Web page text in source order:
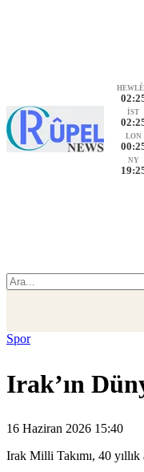
İST
LON
NY
Spor
Irak’ın
16 Haziran 2026 15:40
Irak Milli Takımı, 40